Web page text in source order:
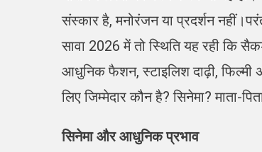
संस्कार है, मनोरंजन या प्रदर्शन
सावा 2026 में तो स्थिति यह रही कि
आधुनिक फैशन, स्टाइलिश दाढ़ी,
लिए जिम्मेदार कौन है? सिनेमा? माता-
सिनेमा और आधुनिक प्रभाव